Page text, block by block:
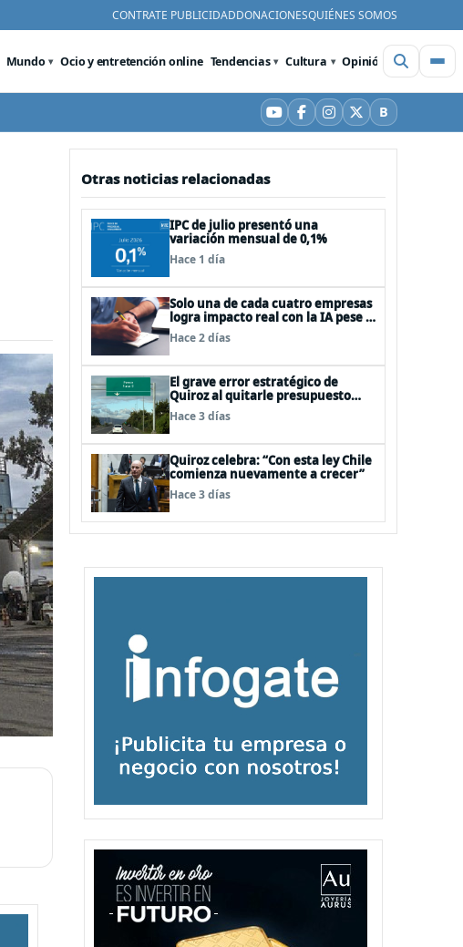
CONTRATE PUBLICIDADDONACIONESQUIÉNES SOMOS
Mundo Ocio y entretención online Tendencias Cultura Opinión Videos
YouTube
Facebook
Instagram
X BBluesky
Otras noticias relacionadas
IPC de julio presentó una
variación mensual de 0,1%
Hace 1 día
Solo una de cada cuatro empresas
logra impacto real con la IA pese a
la inversión, según el Foro
Económico Mundial
Hace 2 días
El grave error estratégico de
Quiroz al quitarle presupuesto
para infraestructura vial del
Biobío
Hace 3 días
Quiroz celebra: “Con esta ley Chile
comienza nuevamente a crecer”
Hace 3 días